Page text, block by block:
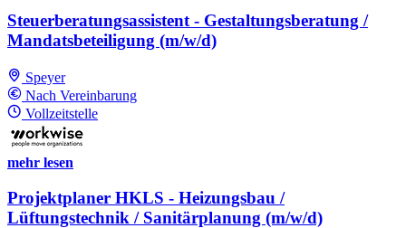
Steuerberatungsassistent - Gestaltungsberatung /
Mandatsbeteiligung (m/w/d)
Speyer
Nach Vereinbarung
Vollzeitstelle
mehr lesen
Projektplaner HKLS - Heizungsbau /
Lüftungstechnik / Sanitärplanung (m/w/d)